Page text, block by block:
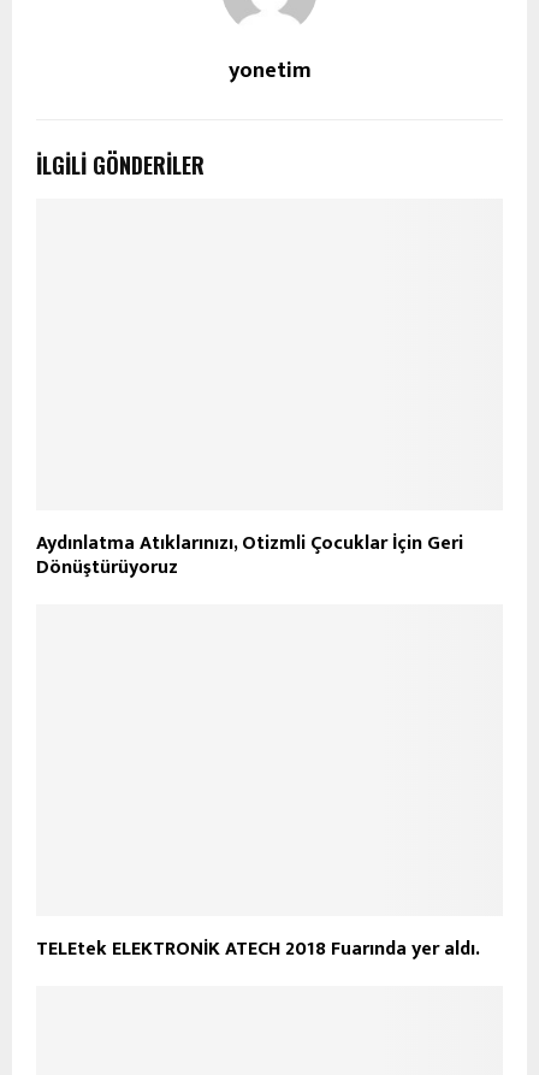
yonetim
İLGILI GÖNDERILER
Aydınlatma Atıklarınızı, Otizmli Çocuklar İçin Geri
Dönüştürüyoruz
TELEtek ELEKTRONİK ATECH 2018 Fuarında yer aldı.